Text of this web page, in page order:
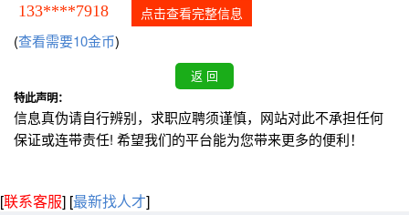
133****7918 点击查看完整信息
(查看需要10金币)
特此声明：
信息真伪请自行辨别，求职应聘须谨慎，网站对此不承担任何
保证或连带责任! 希望我们的平台能为您带来更多的便利！
[联系客服] [最新找人才]